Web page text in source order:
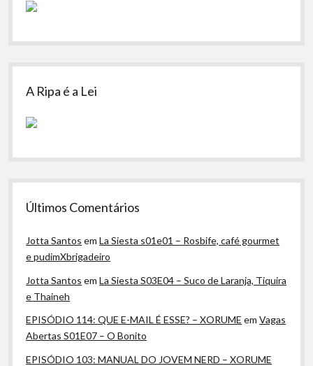
A Ripa é a Lei
Últimos Comentários
Jotta Santos emLa Siesta s01e01 – Rosbife, café gourmet
e pudimXbrigadeiro
Jotta Santos emLa Siesta S03E04 – Suco de Laranja, Tiquira
e Thaineh
EPISÓDIO 114: QUE E-MAIL É ESSE? – XORUME emVagas
Abertas S01E07 – O Bonito
EPISÓDIO 103: MANUAL DO JOVEM NERD – XORUME